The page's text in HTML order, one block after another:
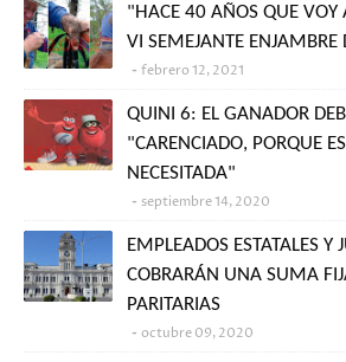
"HACE 40 AÑOS QUE VOY
VI SEMEJANTE
febrero 12, 2021
QUINI 6: EL GANADOR
"CARENCIADO, PORQUE
NECESITADA"
septiembre 14, 2020
EMPLEADOS ESTATALES Y
COBRARÁN UNA SUMA
PARITARIAS
octubre 09, 2020